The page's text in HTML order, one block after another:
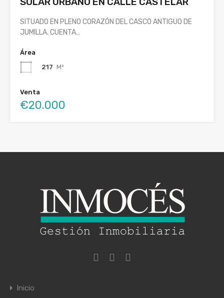
SITUADO EN PLENO CORAZÓN DEL CASCO ANTIGUO DE
JUMILLA. CUENTA…
Área
217 M²
Venta
€20.000
Inicio